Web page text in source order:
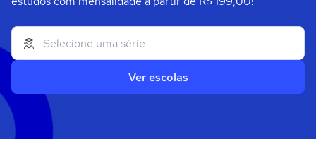
Ver escolas